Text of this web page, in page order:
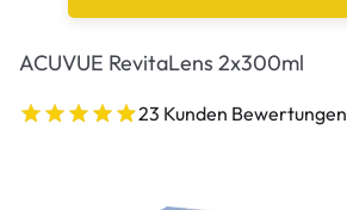
ACUVUE RevitaLens 2x300ml
23 Kunden Bewertungen